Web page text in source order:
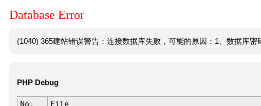
Database Error
(1040) 365建站错误警告：连接数据库失败，可能的原因：1、数据库密
PHP Debug
No. File